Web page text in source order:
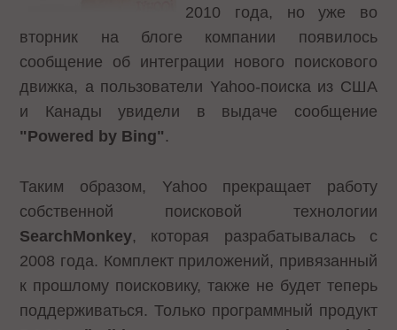
2010 года, но уже во
вторник на блоге компании появилось
сообщение об интеграции нового поискового
движка, а пользователи Yahoo-поиска из США
и Канады увидели в выдаче сообщение
"Powered by Bing" .
Таким образом, Yahoo прекращает работу
собственной поисковой технологии
SearchMonkey, которая разрабатывалась с
2008 года. Комплект приложений, привязанный
к прошлому поисковику, также не будет теперь
поддерживаться. Только программный продукт